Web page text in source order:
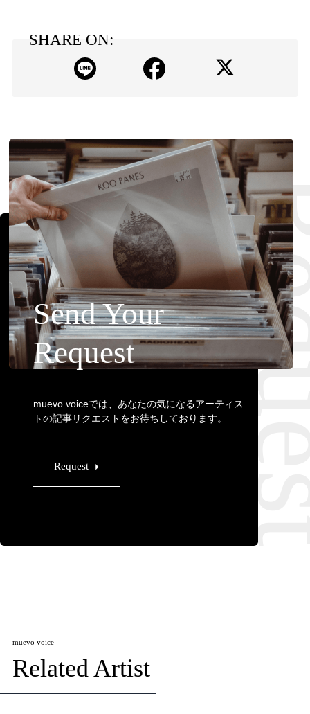
SHARE ON:
Send Your
Request
muevo voiceでは、あなたの気になるアーティス
トの記事リクエストをお待ちしております。
Request
muevo voice
Related Artist